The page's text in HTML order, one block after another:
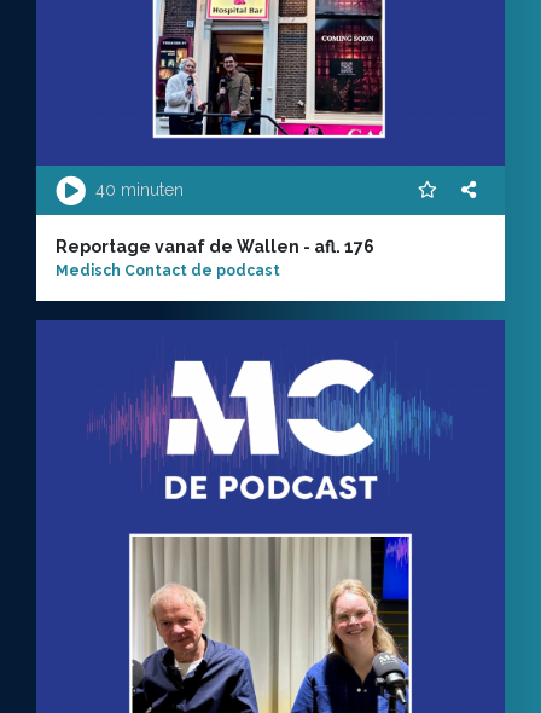
40 minuten
Reportage vanaf de Wallen - afl. 176
Medisch Contact de podcast